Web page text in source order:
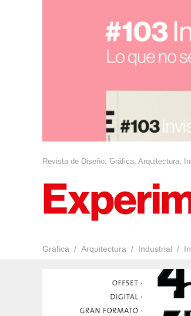
Revista de Diseño. Gráfica, Arquitectura,
Gráfica Arquitectura Industrial